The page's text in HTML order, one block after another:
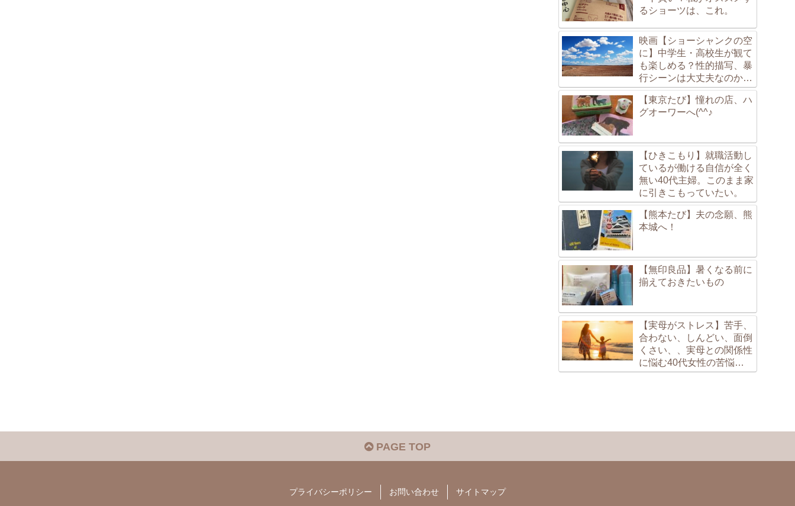
るショーツは、これ。
映画【ショーシャンクの空
に】中学生・高校生が観て
も楽しめる？性的描写、暴
行シーンは大丈夫なのか
な？
【東京たび】憧れの店、ハ
グオーワーへ(^^♪
【ひきこもり】就職活動し
ているが働ける自信が全く
無い40代主婦。このまま家
に引きこもっていたい。
【熊本たび】夫の念願、熊
本城へ！
【無印良品】暑くなる前に
揃えておきたいもの
【実母がストレス】苦手、
合わない、しんどい、面倒
くさい、、実母との関係性
に悩む40代女性の苦悩
（笑）
PAGE TOP
プライバシーポリシー お問い合わせ サイトマップ